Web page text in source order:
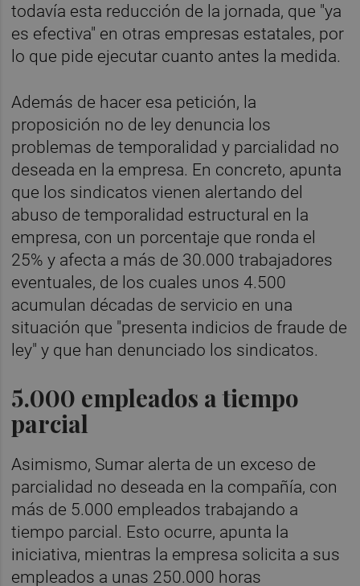
todavía esta reducción de la jornada, que "ya
es efectiva" en otras empresas estatales, por
lo que pide ejecutar cuanto antes la medida.
Además de hacer esa petición, la
proposición no de ley denuncia los
problemas de temporalidad y parcialidad no
deseada en la empresa. En concreto, apunta
que los sindicatos vienen alertando del
abuso de temporalidad estructural en la
empresa, con un porcentaje que ronda el
25% y afecta a más de 30.000 trabajadores
eventuales, de los cuales unos 4.500
acumulan décadas de servicio en una
situación que "presenta indicios de fraude de
ley" y que han denunciado los sindicatos.
5.000 empleados a tiempo
parcial
Asimismo, Sumar alerta de un exceso de
parcialidad no deseada en la compañía, con
más de 5.000 empleados trabajando a
tiempo parcial. Esto ocurre, apunta la
iniciativa, mientras la empresa solicita a sus
empleados a unas 250.000 horas